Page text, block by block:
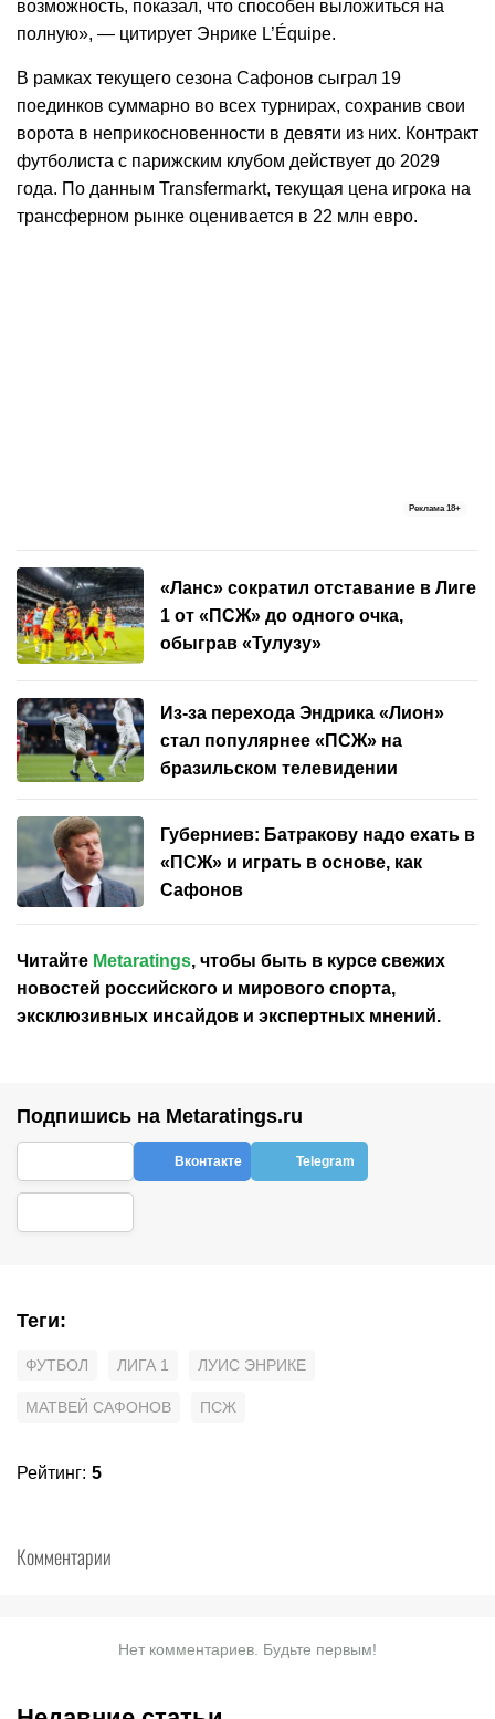
возможность, показал, что способен выложиться на
полную», — цитирует Энрике L’Équipe.
В рамках текущего сезона Сафонов сыграл 19
поединков суммарно во всех турнирах, сохранив свои
ворота в неприкосновенности в девяти из них. Контракт
футболиста с парижским клубом действует до 2029
года. По данным Transfermarkt, текущая цена игрока на
трансферном рынке оценивается в 22 млн евро.
Реклама 18+
«Ланс» сократил отставание в Лиге
1 от «ПСЖ» до одного очка,
обыграв «Тулузу»
Из-за перехода Эндрика «Лион»
стал популярнее «ПСЖ» на
бразильском телевидении
Губерниев: Батракову надо ехать в
«ПСЖ» и играть в основе, как
Сафонов
Читайте Metaratings, чтобы быть в курсе свежих
новостей российского и мирового спорта,
эксклюзивных инсайдов и экспертных мнений.
Подпишись на Metaratings.ru
Вконтакте Telegram
Теги:
ФУТБОЛ ЛИГА 1 ЛУИС ЭНРИКЕ
МАТВЕЙ САФОНОВ ПСЖ
Рейтинг: 5
Комментарии
Нет комментариев. Будьте первым!